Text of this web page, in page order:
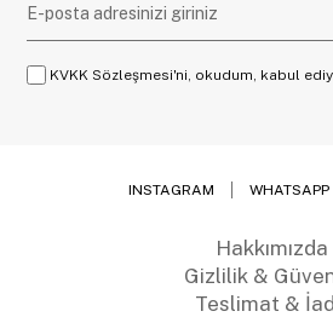
KVKK Sözleşmesi'ni, okudum, kabul
INSTAGRAM WHATSAPP
Hakkımızda
Gizlilik &
Teslimat &